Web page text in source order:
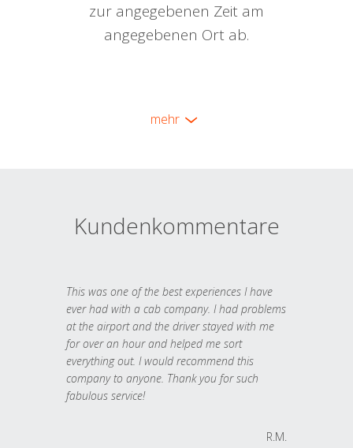
zur angegebenen Zeit am
angegebenen Ort ab.
mehr
Kundenkommentare
This was one of the best experiences I have
ever had with a cab company. I had problems
at the airport and the driver stayed with me
for over an hour and helped me sort
everything out. I would recommend this
company to anyone. Thank you for such
fabulous service!
R.M.